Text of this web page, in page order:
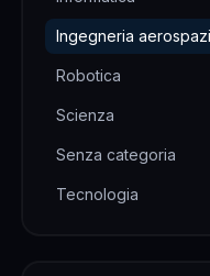
Ingegneria
Robotica
Scienza
Senza categoria
Tecnologia